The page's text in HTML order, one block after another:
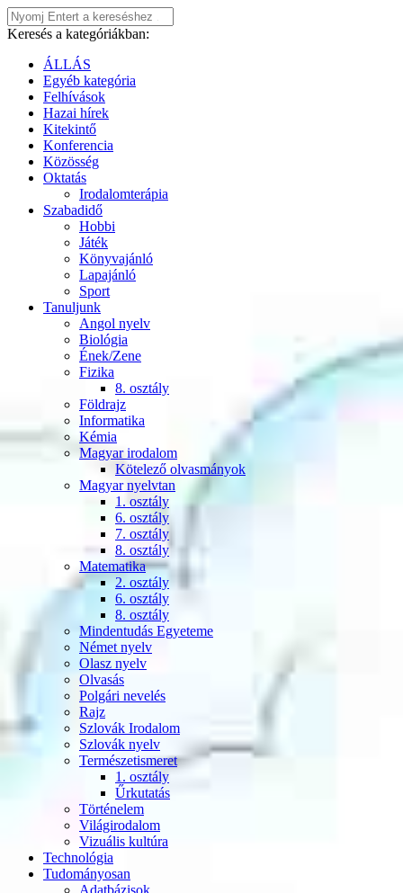
Keresés a kategóriákban:
ÁLLÁS
Egyéb kategória
Felhívások
Hazai hírek
Kitekintő
Konferencia
Közösség
Oktatás
Irodalomterápia
Szabadidő
Hobbi
Játék
Könyvajánló
Lapajánló
Sport
Tanuljunk
Angol nyelv
Biológia
Ének/Zene
Fizika
8. osztály
Földrajz
Informatika
Kémia
Magyar irodalom
Kötelező olvasmányok
Magyar nyelvtan
1. osztály
6. osztály
7. osztály
8. osztály
Matematika
2. osztály
6. osztály
8. osztály
Mindentudás Egyeteme
Német nyelv
Olasz nyelv
Olvasás
Polgári nevelés
Rajz
Szlovák Irodalom
Szlovák nyelv
Természetismeret
1. osztály
Űrkutatás
Történelem
Világirodalom
Vizuális kultúra
Technológia
Tudományosan
Adatbázisok